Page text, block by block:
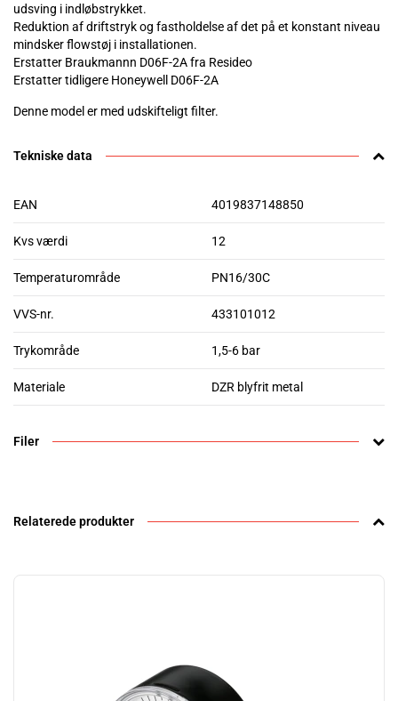
udsving i indløbstrykket.
Reduktion af driftstryk og fastholdelse af det på et konstant niveau
mindsker flowstøj i installationen.
Erstatter Braukmannn D06F-2A fra Resideo
Erstatter tidligere Honeywell D06F-2A
Denne model er med udskifteligt filter.
Tekniske data
EAN 4019837148850
Kvs værdi 12
Temperaturområde PN16/30C
VVS-nr. 433101012
Trykområde 1,5-6 bar
Materiale DZR blyfrit metal
Filer
Relaterede produkter